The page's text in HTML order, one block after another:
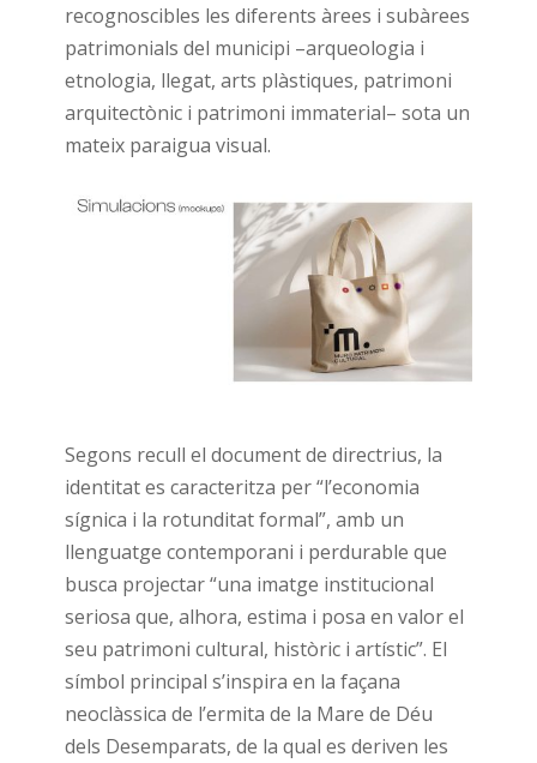
recognoscibles les diferents àrees i subàrees
patrimonials del municipi –arqueologia i
etnologia, llegat, arts plàstiques, patrimoni
arquitectònic i patrimoni immaterial– sota un
mateix paraigua visual.
Segons recull el document de directrius, la
identitat es caracteritza per “l’economia
sígnica i la rotunditat formal”, amb un
llenguatge contemporani i perdurable que
busca projectar “una imatge institucional
seriosa que, alhora, estima i posa en valor el
seu patrimoni cultural, històric i artístic”. El
símbol principal s’inspira en la façana
neoclàssica de l’ermita de la Mare de Déu
dels Desemparats, de la qual es deriven les